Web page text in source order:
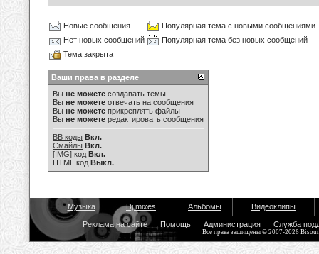
Новые сообщения
Популярная тема с новыми сообщениями
Нет новых сообщений
Популярная тема без новых сообщений
Тема закрыта
Ваши права в разделе
Вы не можете создавать темы
Вы не можете отвечать на сообщения
Вы не можете прикреплять файлы
Вы не можете редактировать сообщения
BB коды Вкл.
Смайлы Вкл.
[IMG] код Вкл.
HTML код Выкл.
Музыка Dj mixes Альбомы Видеоклипы
Реклама на сайте Помощь Администрация Служба
Все права защищены © 2007-2026